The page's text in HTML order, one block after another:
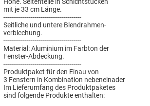
mit je 33 cm Länge.
----------------------------------------
Seitliche und untere Blendrahmen-
verblechung.
----------------------------------------
Material: Aluminium im Farbton der
Fenster-Abdeckung.
----------------------------------------
Produktpaket für den Einau von
3 Fenstern in Kombination nebeneinader
Im Lieferumfang des Produktpaketes
sind folgende Produkte enthalten: